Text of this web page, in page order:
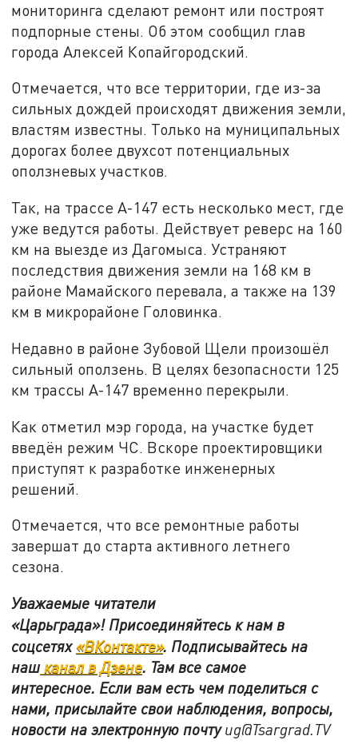
мониторинга сделают ремонт или построят
подпорные стены. Об этом сообщил глав
города Алексей Копайгородский.
Отмечается, что все территории, где из-за
сильных дождей происходят движения земли,
властям известны. Только на муниципальных
дорогах более двухсот потенциальных
оползневых участков.
Так, на трассе А-147 есть несколько мест, где
уже ведутся работы. Действует реверс на 160
км на выезде из Дагомыса. Устраняют
последствия движения земли на 168 км в
районе Мамайского перевала, а также на 139
км в микрорайоне Головинка.
Недавно в районе Зубовой Щели произошёл
сильный оползень. В целях безопасности 125
км трассы А-147 временно перекрыли.
Как отметил мэр города, на участке будет
введён режим ЧС. Вскоре проектировщики
приступят к разработке инженерных
решений.
Отмечается, что все ремонтные работы
завершат до старта активного летнего
сезона.
Уважаемые читатели
«Царьграда»! Присоединяйтесь к нам в
соцсетях«ВКонтакте». Подписывайтесь на
нашканал в Дзене. Там все самое
интересное. Если вам есть чем поделиться с
нами, присылайте свои наблюдения, вопросы,
новости на электронную почтуug@Tsargrad.TV